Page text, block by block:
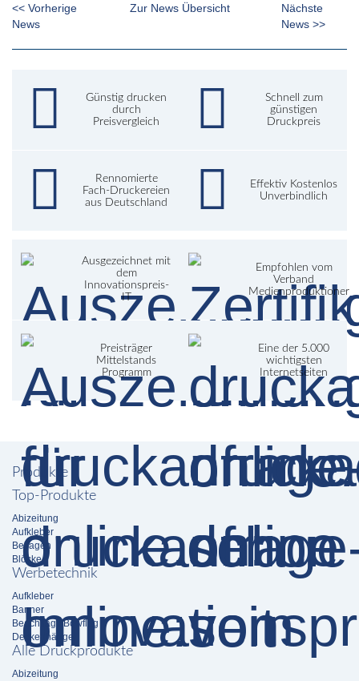
<< Vorherige
News
Zur News Übersicht
Nächste
News >>
Günstig drucken
durch
Preisvergleich
Schnell zum
günstigen
Druckpreis
Rennomierte
Fach-Druckereien
aus Deutschland
Effektiv Kostenlos
Unverbindlich
Ausgezeichnet mit
dem
Innovationspreis-
IT
Empfohlen vom
Verband
Medienproduktioner
Preisträger
Mittelstands
Programm
Eine der 5.000
wichtigsten
Internetseiten
Produkte
Top-Produkte
Abizeitung
Aufkleber
Beilagen
Blöcke
Werbetechnik
Aufkleber
Banner
Beachflag / Bowflag
Deckenhänger
Alle Druckprodukte
Abizeitung